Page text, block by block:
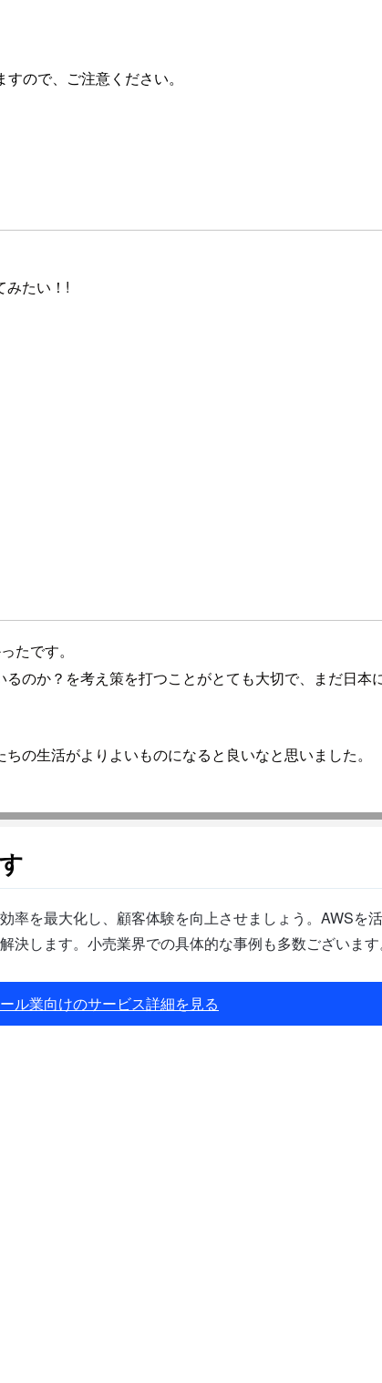
ので、ご注意ください。
みたい！!
たです。
のか？を考え策を打つことがとても大切で、まだ日本
の生活がよりよいものになると良いなと思いました。
を最大化し、顧客体験を向上させましょう。AWSを
します。小売業界での具体的な事例も多数ございます
ル業向けのサービス詳細を見る